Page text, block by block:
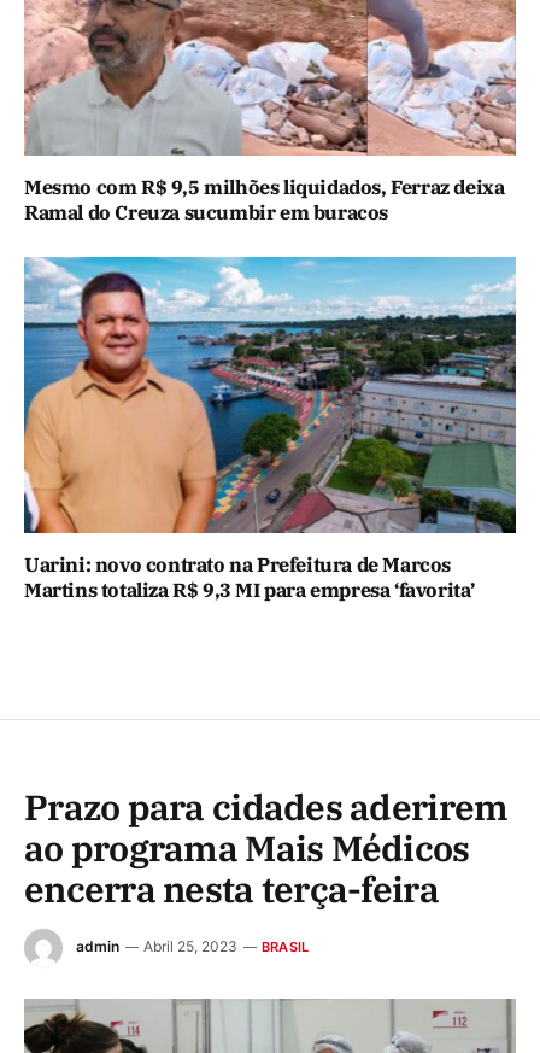
Mesmo com R$ 9,5 milhões liquidados, Ferraz deixa
Ramal do Creuza sucumbir em buracos
Uarini: novo contrato na Prefeitura de Marcos
Martins totaliza R$ 9,3 MI para empresa ‘favorita’
Prazo para cidades aderirem
ao programa Mais Médicos
encerra nesta terça-feira
admin Abril 25, 2023 BRASIL